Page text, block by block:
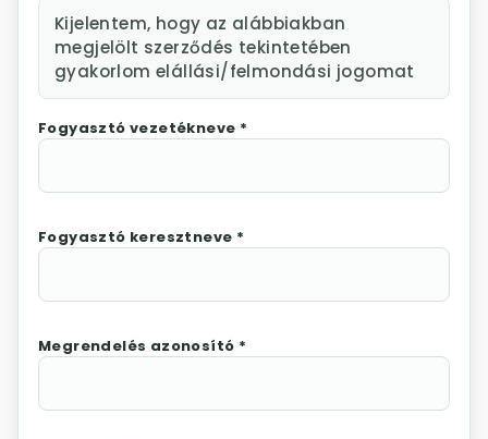
Kijelentem, hogy az alábbiakban
megjelölt szerződés tekintetében
gyakorlom elállási/felmondási jogomat
Fogyasztó vezetékneve *
Fogyasztó keresztneve *
Megrendelés azonosító *